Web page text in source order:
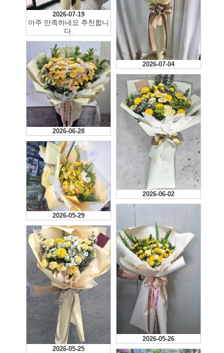
2026-07-19
아주 만족하네요 추천합니
다.
2026-07-04
2026-06-28
2026-06-02
2026-05-29
2026-05-26
2026-05-25